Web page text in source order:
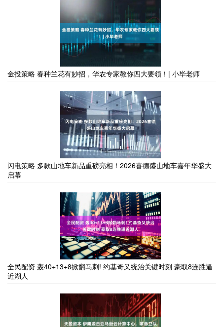
金投策略 春种兰花有妙招，华农专家教你四大要领！| 小毕老师
闪电策略 多款山地车新品重磅亮相！2026喜德盛山地车嘉年华盛大
启幕
全民配资 轰40+13+8掀翻马刺! 约基奇又统治关键时刻 豪取8连胜逼
近湖人